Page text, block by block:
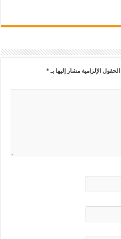
الحقول الإلزامية مشار إليها بـ*